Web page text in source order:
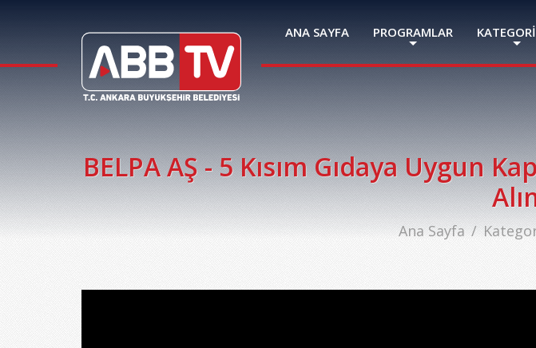
ANA SAYFA PROGRAMLAR
BELPA AŞ - 5 Kısım Gıdaya Uygun
Ana Sayfa